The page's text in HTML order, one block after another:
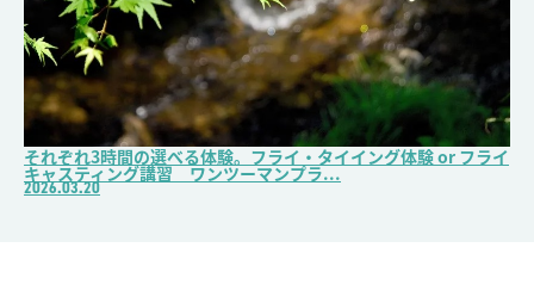
それぞれ3時間の選べる体験。フライ・タイイング体験 or フライ
キャスティング講習 ワンツーマンプラ...
2026.03.20